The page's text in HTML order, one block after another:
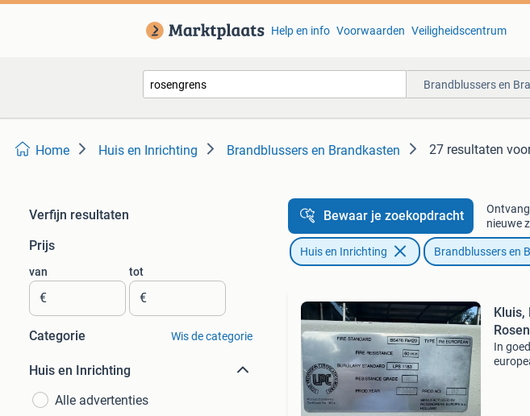
Help en info Voorwaarden Veiligheidscentrum
Brandblussers en
Home Huis en Inrichting Brandblussers en Brandkasten 27 resultaten
Verfijn resultaten
Prijs
van
€
tot
€
Categorie Wis de categorie
Huis en Inrichting
Alle advertenties
Bewaar je zoekopdracht
nieuwe
Huis en Inrichting Brandblussers en
Kluis,
In